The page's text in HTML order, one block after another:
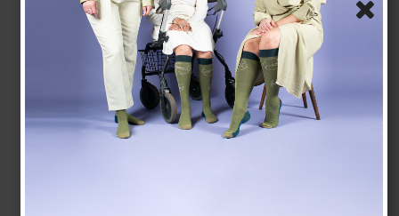
Stay-Up Stützstrümpfe, 140 Denier, offene Spitze,
Schwarz